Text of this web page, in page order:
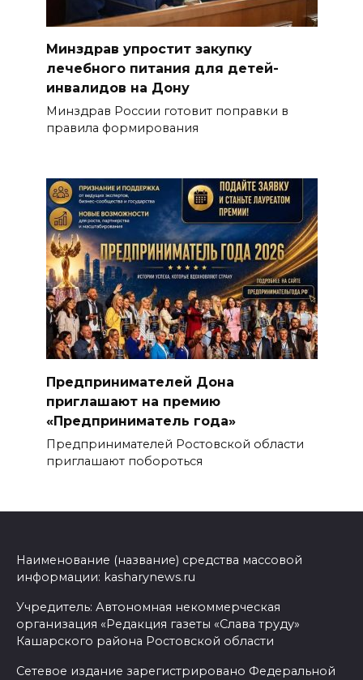
Минздрав упростит закупку
лечебного питания для детей-
инвалидов на Дону
Минздрав России готовит поправки в
правила формирования
Предпринимателей Дона
приглашают на премию
«Предприниматель года»
Предпринимателей Ростовской области
приглашают побороться
Наименование (название) средства массовой
информации: kasharynews.ru
Учредитель: Автономная некоммерческая
организация «Редакция газеты «Слава труду»
Кашарского района Ростовской области
Сетевое издание зарегистрировано Федеральной